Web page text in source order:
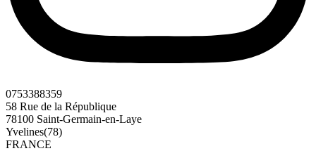
0753388359
58 Rue de la République
78100 Saint-Germain-en-Laye
Yvelines(78)
FRANCE